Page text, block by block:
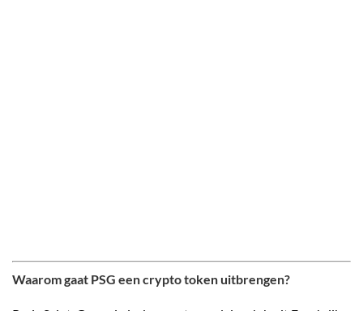
Waarom gaat PSG een crypto token uitbrengen?